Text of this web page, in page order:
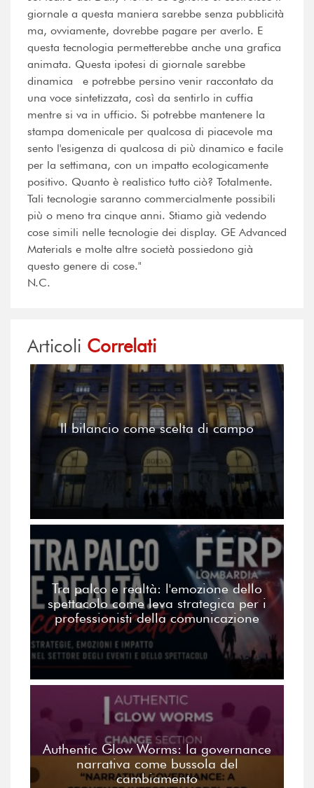
giornale a questa maniera sarebbe senza pubblicità
ma, ovviamente, dovrebbe pagare per averlo. E
questa tecnologia permetterebbe anche una grafica
animata. Questa ipotesi di giornale sarebbe
dinamica e potrebbe persino venir raccontato da
una voce sintetizzata, così da sentirlo in cuffia
mentre si va in ufficio. Si potrebbe mantenere la
stampa domenicale per qualcosa di piacevole ma
sento l'esigenza di qualcosa di più dinamico e facile
per la settimana, con un impatto ecologicamente
positivo. Quanto è realistico tutto ciò? Totalmente.
Tali tecnologie saranno commercialmente possibili
più o meno tra cinque anni. Stiamo già vedendo
cose simili nelle tecnologie dei display. GE Advanced
Materials e molte altre società possiedono già
questo genere di cose."
N.C.
Articoli Correlati
Il bilancio come scelta di campo
Tra palco e realtà: l'emozione dello
spettacolo come leva strategica per i
professionisti della comunicazione
Authentic Glow Worms: la governance
narrativa come bussola del
cambiamento